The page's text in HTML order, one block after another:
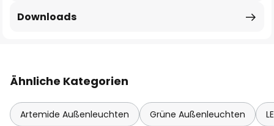
Downloads
Ähnliche Kategorien
Artemide Außenleuchten Grüne Außenleuchten